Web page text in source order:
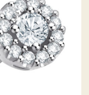
PICCOLINA